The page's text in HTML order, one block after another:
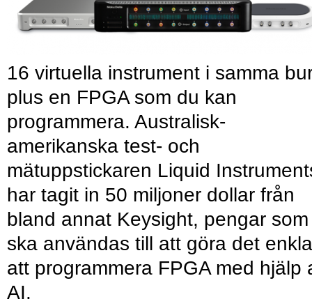
16 virtuella instrument i samma
plus en FPGA som du kan
programmera. Australisk-
amerikanska test- och
mätuppstickaren Liquid
har tagit in 50 miljoner dollar från
bland annat Keysight, pengar som
ska användas till att göra det
att programmera FPGA med hjälp
AI.